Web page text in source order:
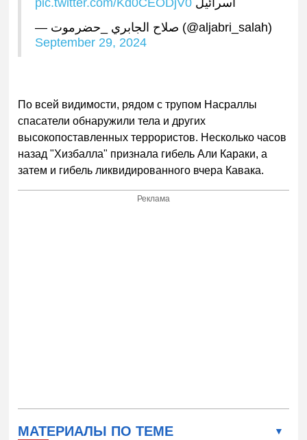
اسرائيل pic.twitter.com/Kd0CEODjV0
— صلاح الجابري _حضرموت (@aljabri_salah)
September 29, 2024
По всей видимости, рядом с трупом Насраллы
спасатели обнаружили тела и других
высокопоставленных террористов. Несколько часов
назад "Хизбалла" признала гибель Али Караки, а
затем и гибель ликвидированного вчера Кавака.
Реклама
МАТЕРИАЛЫ ПО ТЕМЕ